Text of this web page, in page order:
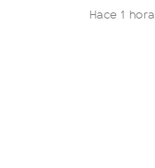
Hace 1 hora